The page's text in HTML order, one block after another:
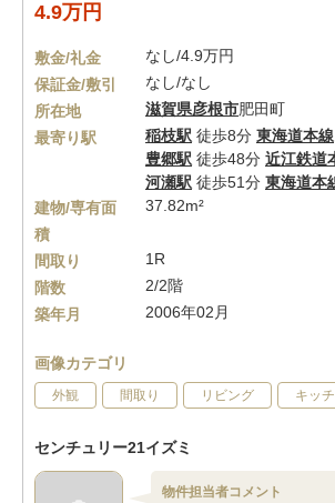
4.9万円
敷金/礼金
なし/4.9万円
保証金/敷引
なし/なし
所在地
滋賀県彦根市肥田町
最寄り駅
稲枝駅 徒歩8分 東海道本線
豊郷駅 徒歩48分 近江鉄道
河瀬駅 徒歩51分 東海道本
建物/専有面
積
37.82m²
間取り
1R
階数
2/2階
築年月
2006年02月
画像カテゴリ
外観 間取り リビング キッ
センチュリー21イズミ
物件担当者コメント